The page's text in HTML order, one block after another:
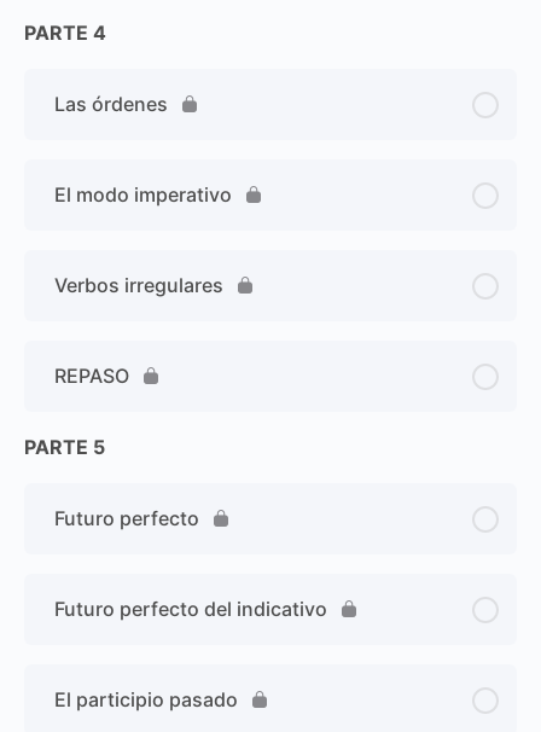
PARTE 4
Las órdenes
El modo imperativo
Verbos irregulares
REPASO
PARTE 5
Futuro perfecto
Futuro perfecto del indicativo
El participio pasado